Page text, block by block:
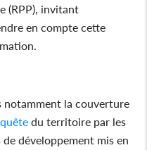
(RPP), invitant
en compte cette
notamment la couverture
du territoire par les
développement mis en